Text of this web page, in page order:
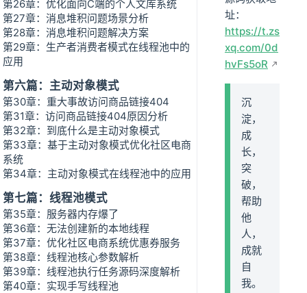
第26章：优化面向C端的个人文库系统
第27章：消息堆积问题场景分析
第28章：消息堆积问题解决方案
第29章：生产者消费者模式在线程池中的
应用
第六篇：主动对象模式
第30章：重大事故访问商品链接404
第31章：访问商品链接404原因分析
第32章：到底什么是主动对象模式
第33章：基于主动对象模式优化社区电商
系统
第34章：主动对象模式在线程池中的应用
第七篇：线程池模式
第35章：服务器内存爆了
第36章：无法创建新的本地线程
第37章：优化社区电商系统优惠券服务
第38章：线程池核心参数解析
第39章：线程池执行任务源码深度解析
第40章：实现手写线程池
址：
https://t.zs
xq.com/0d
hvFs5oR
沉
淀，
成
长，
突
破，
帮助
他
人，
成就
自
我。